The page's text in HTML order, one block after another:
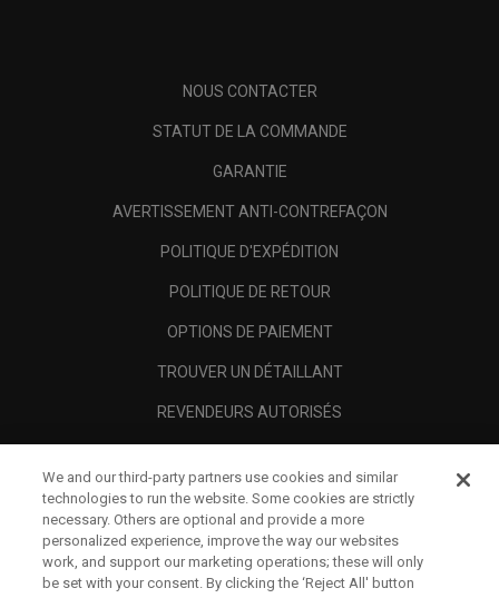
NOUS CONTACTER
STATUT DE LA COMMANDE
GARANTIE
AVERTISSEMENT ANTI-CONTREFAÇON
POLITIQUE D'EXPÉDITION
POLITIQUE DE RETOUR
OPTIONS DE PAIEMENT
TROUVER UN DÉTAILLANT
REVENDEURS AUTORISÉS
A PROPOS
MENTIONS LÉGALES
We and our third-party partners use cookies and similar
technologies to run the website. Some cookies are strictly
necessary. Others are optional and provide a more
personalized experience, improve the way our websites
work, and support our marketing operations; these will only
be set with your consent. By clicking the ‘Reject All' button